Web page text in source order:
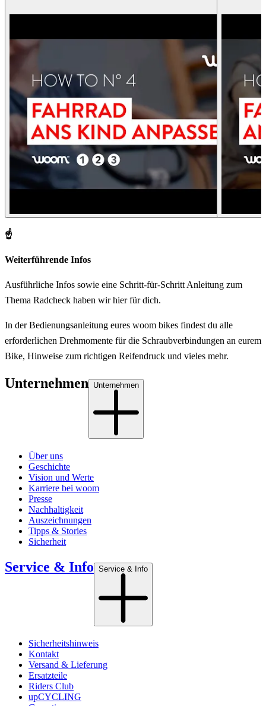
☝️
Weiterführende Infos
Ausführliche Infos sowie eine Schritt-für-Schritt Anleitung zum
Thema Radcheck haben wir hier für dich.
In derBedienungsanleitung eures woom bikes findest du alle
erforderlichen Drehmomente für die Schraubverbindungen an eurem
Bike, Hinweise zum richtigen Reifendruck und vieles mehr.
Unternehmen Unternehmen
Über uns
Geschichte
Vision und Werte
Karriere bei woom
Presse
Nachhaltigkeit
Auszeichnungen
Tipps & Stories
Sicherheit
Service & Info Service & Info
Sicherheitshinweis
Kontakt
Versand & Lieferung
Ersatzteile
Riders Club
upCYCLING